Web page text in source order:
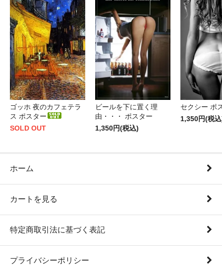
ゴッホ 夜のカフェテラ
ス ポスター
SOLD OUT
ビールを下に置く理
由・・・ ポスター
1,350円(税込)
セクシー ポ
1,350円(税
ホーム
カートを見る
特定商取引法に基づく表記
プライバシーポリシー